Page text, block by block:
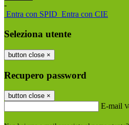
-
Entra con SPID Entra con CIE
Seleziona utente
button close ×
Recupero password
button close ×
E-mail